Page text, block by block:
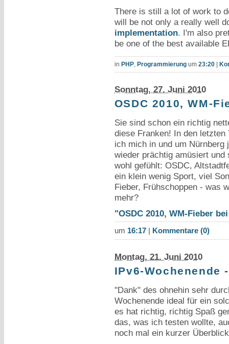
There is still a lot of work to
will be not only a really well
implementation. I'm also
be one of the best available
in PHP, Programmierungum 23:20|
Sonntag, 27. Juni 2010
OSDC 2010, WM-
Sie sind schon ein richtig
diese Franken! In den letzten
ich mich in und um Nürnberg
wieder prächtig amüsiert und
wohl gefühlt: OSDC,
ein klein wenig Sport, viel
Fieber, Frühschoppen - was
mehr?
"OSDC 2010, WM-Fieber
um 16:17| Kommentare (0)
Montag, 21. Juni 2010
IPv6-Wochenende
"Dank" des ohnehin sehr
Wochenende ideal für ein
es hat richtig, richtig Spaß
das, was ich testen wollte,
noch mal ein kurzer